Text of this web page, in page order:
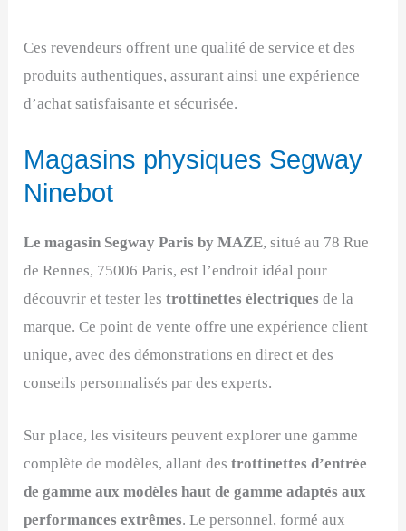
Ces revendeurs offrent une qualité de service et des
produits authentiques, assurant ainsi une expérience
d’achat satisfaisante et sécurisée.
Magasins physiques Segway
Ninebot
Le magasin Segway Paris by MAZE, situé au 78 Rue
de Rennes, 75006 Paris, est l’endroit idéal pour
découvrir et tester lestrottinettes électriques de la
marque. Ce point de vente offre une expérience client
unique, avec des démonstrations en direct et des
conseils personnalisés par des experts.
Sur place, les visiteurs peuvent explorer une gamme
complète de modèles, allant destrottinettes d’entrée
de gamme aux modèles haut de gamme adaptés aux
performances extrêmes. Le personnel, formé aux